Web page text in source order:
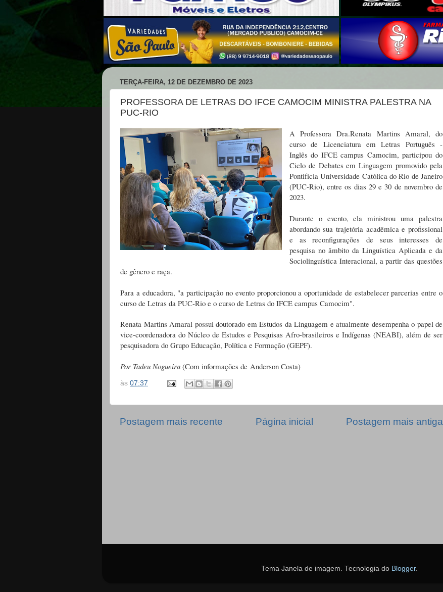
TERÇA-FEIRA, 12 DE DEZEMBRO DE 2023
PROFESSORA DE LETRAS DO IFCE CAMOCIM MINISTRA PALESTRA NA
PUC-RIO
A Professora Dra.Renata Martins Amaral, do
curso de Licenciatura em Letras Português -
Inglês do IFCE campus Camocim, participou do
Ciclo de Debates em Linguagem promovido pela
Pontifícia Universidade Católica do Rio de Janeiro
(PUC-Rio), entre os dias 29 e 30 de novembro de
2023.
Durante o evento, ela ministrou uma palestra
abordando sua trajetória acadêmica e profissional
e as reconfigurações de seus interesses de
pesquisa no âmbito da Linguística Aplicada e da
Sociolinguística Interacional, a partir das questões
de gênero e raça.
Para a educadora, "a participação no evento proporcionou a oportunidade de estabelecer parcerias entre o
curso de Letras da PUC-Rio e o curso de Letras do IFCE campus Camocim".
Renata Martins Amaral possui doutorado em Estudos da Linguagem e atualmente desempenha o papel de
vice-coordenadora do Núcleo de Estudos e Pesquisas Afro-brasileiros e Indígenas (NEABI), além de ser
pesquisadora do Grupo Educação, Política e Formação (GEPF).
Por Tadeu Nogueira (Com informações de Anderson Costa)
às 07:37
Postagem mais recente Postagem mais antiga
Página inicial
Tema Janela de imagem. Tecnologia do Blogger.